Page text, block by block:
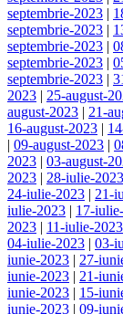
septembrie-2023 |
septembrie-2023 |
septembrie-2023 |
septembrie-2023 |
septembrie-2023 |
2023 | 25-august-
august-2023 | 21-
16-august-2023 |
| 09-august-2023 |
2023 | 03-august-
2023 | 28-iulie-2023
24-iulie-2023 | 21-
iulie-2023 | 17-
2023 | 11-iulie-2023
04-iulie-2023 | 03-
iunie-2023 | 27-
iunie-2023 | 21-
iunie-2023 | 15-
iunie-2023 | 09-